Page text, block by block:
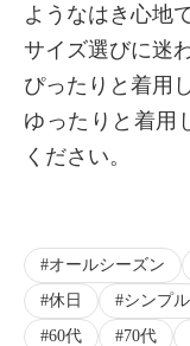
×
ようなはき心地
サイズ選びに迷
ぴったりと着用
ゆったりと着用
ください。
オールシーズン
休日
シンプル
60代
70代